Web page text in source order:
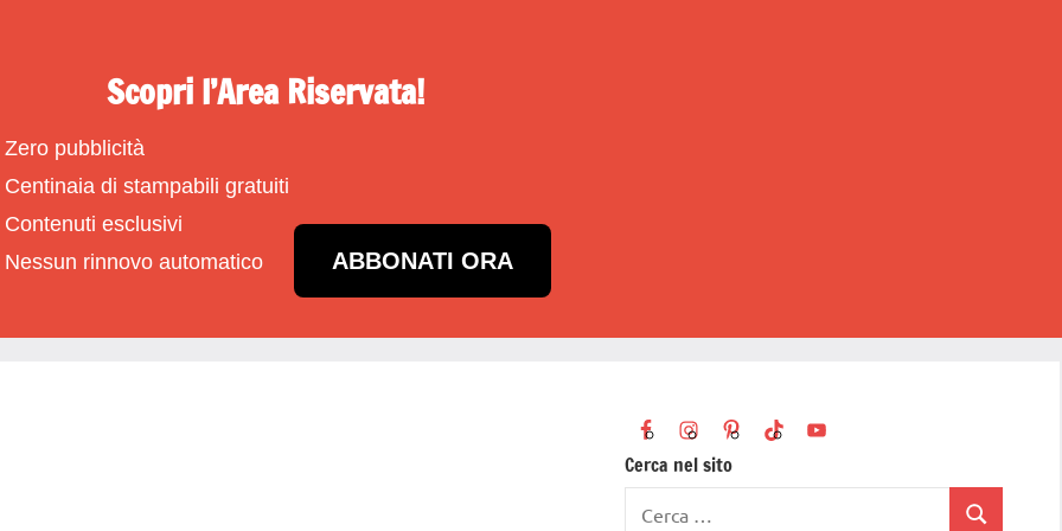
Scopri l’Area Riservata!
Zero pubblicità
Centinaia di stampabili gratuiti
Contenuti esclusivi
Nessun rinnovo automatico
ABBONATI ORA
Cerca nel sito